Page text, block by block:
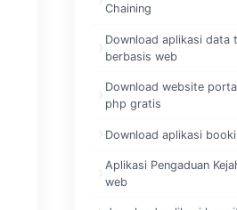
Chaining
Download aplikasi data
berbasis web
Download website
php gratis
Download aplikasi
Aplikasi Pengaduan
web